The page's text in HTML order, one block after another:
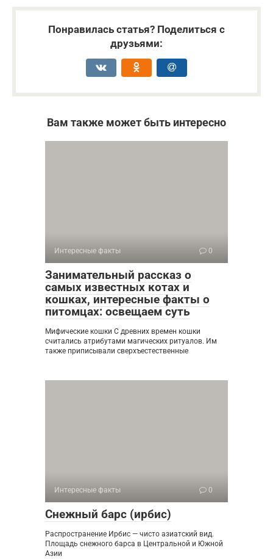
Понравилась статья? Поделиться с
друзьями:
Вам также может быть интересно
Интересные факты 0
Занимательный рассказ о
самых известных котах и
кошках, интересные факты о
питомцах: освещаем суть
Мифические кошки С древних времен кошки
считались атрибутами магических ритуалов. Им
также приписывали сверхъестественные
Интересные факты 0
Снежный барс (ирбис)
Распространение Ирбис — чисто азиатский вид.
Площадь снежного барса в Центральной и Южной
Азии